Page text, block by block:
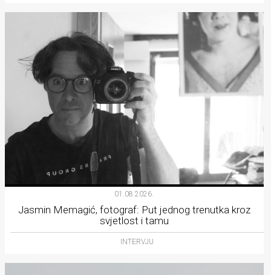
01.08.2026.
Jasmin Memagić, fotograf: Put jednog trenutka kroz
svjetlost i tamu
INTERVJU